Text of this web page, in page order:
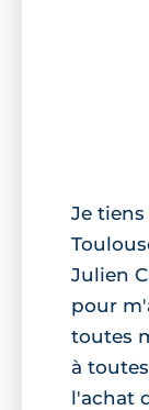
Je
Julien
pour
toutes
à
l'achat